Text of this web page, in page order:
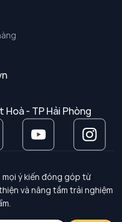
- TP Hải Phòng
ý kiến đóng góp từ
và nâng tầm trải nghiệm